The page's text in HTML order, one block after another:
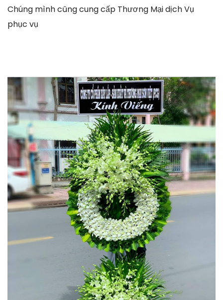
Chúng mình cũng cung cấp Thương Mại dịch Vụ
phục vụ